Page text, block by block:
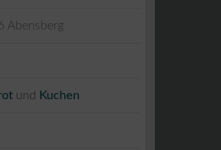
Abensberg
und Kuchen